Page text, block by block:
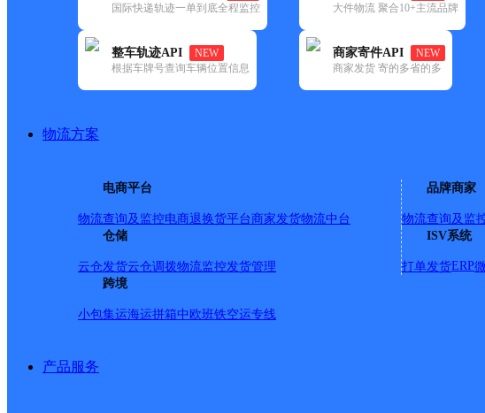
国际快递轨迹一单到底全程监控
整车轨迹API
NEW
根据车牌号查询车辆位置信息
大件物流 聚合10+主流品牌
商家寄件API
NEW
商家发货 寄的多省的多
物流方案
电商平台
物流查询及监控电商退换货平台商家发货物流中台
品牌商家
物流查询及监
仓储
云仓发货云仓调拨物流监控发货管理
ISV系统
打单发货ERP
跨境
小包集运海运拼箱中欧班铁空运专线
产品服务
城市：渭南市 ✕ 地区：潼关县 ✕ 清空已选
地区:
不限 (1)
潼关县代字营镇合作点ID12034
更多号码地址：陕西省渭南市潼关县代字营镇歇马路口红绿灯向
潼关县秦东镇合作点ID11767
更多号码地址：陕西省渭南市潼关县秦东镇港口中心幼儿园斜对面
陕西潼关县公司